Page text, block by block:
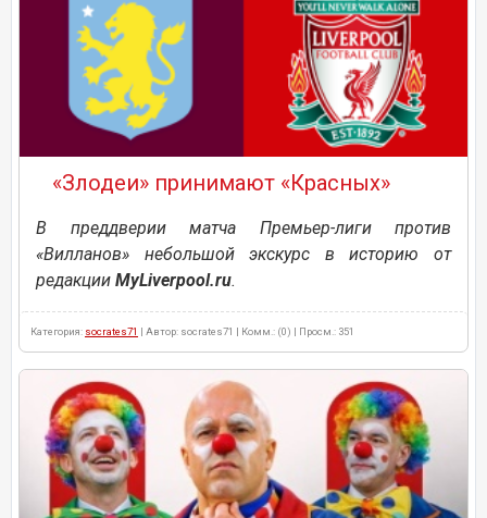
«Злодеи» принимают «Красных»
В преддверии матча Премьер-лиги против
«Вилланов» небольшой экскурс в историю от
редакции MyLiverpool.ru.
Категория: socrates71 | Автор: socrates71 | Комм.: (0) | Просм.: 351